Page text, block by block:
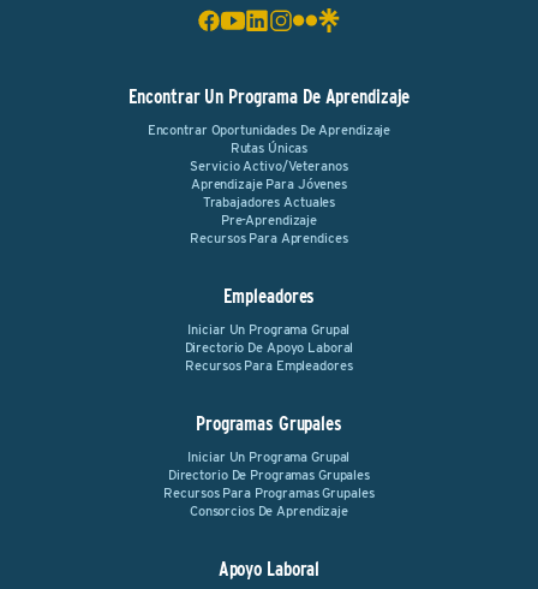
Encontrar Un Programa De Aprendizaje
Encontrar Oportunidades De Aprendizaje
Rutas Únicas
Servicio Activo/Veteranos
Aprendizaje Para Jóvenes
Trabajadores Actuales
Pre-Aprendizaje
Recursos Para Aprendices
Empleadores
Iniciar Un Programa Grupal
Directorio De Apoyo Laboral
Recursos Para Empleadores
Programas Grupales
Iniciar Un Programa Grupal
Directorio De Programas Grupales
Recursos Para Programas Grupales
Consorcios De Aprendizaje
Apoyo Laboral